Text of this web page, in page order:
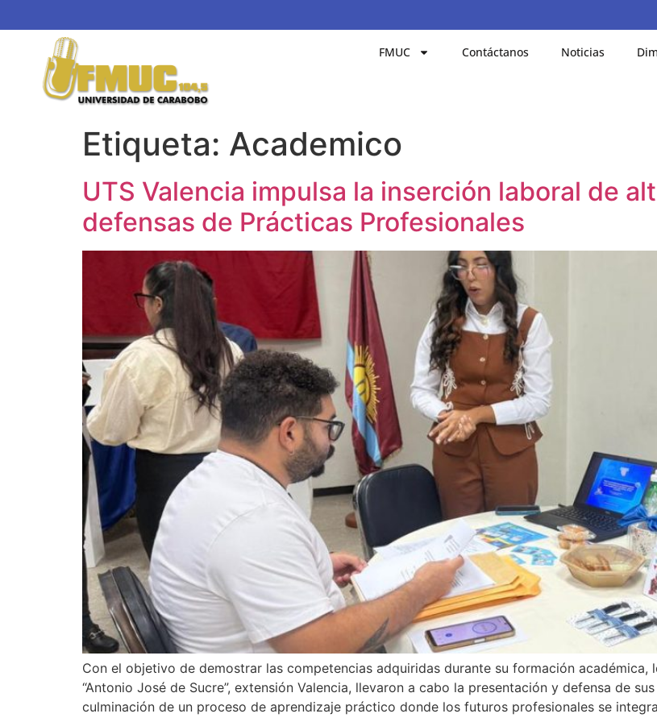
FMUC Contáctanos Noticias
Etiqueta: Academico
UTS Valencia impulsa la inserción laboral de
defensas de Prácticas Profesionales
Con el objetivo de demostrar las competencias adquiridas durante su formación
“Antonio José de Sucre”, extensión Valencia, llevaron a cabo la presentación y defensa de
culminación de un proceso de aprendizaje práctico donde los futuros profesionales se